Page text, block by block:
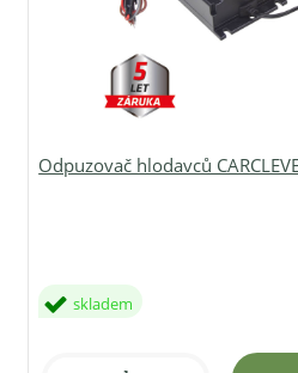
Odpuzovač hlodavců
skladem